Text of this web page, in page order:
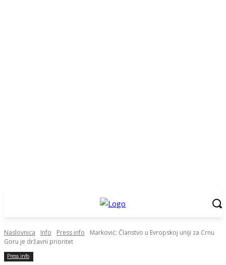
Naslovnica Info Press info
Marković: Članstvo u Evropskoj uniji za Crnu
Goru je državni prioritet
Press info